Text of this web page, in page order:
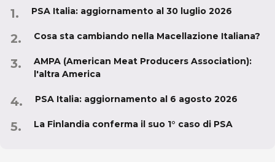
PSA Italia: aggiornamento al 30 luglio 2026
Cosa sta cambiando nella Macellazione Italiana?
AMPA (American Meat Producers Association):
l'altra America
PSA Italia: aggiornamento al 6 agosto 2026
La Finlandia conferma il suo 1° caso di PSA